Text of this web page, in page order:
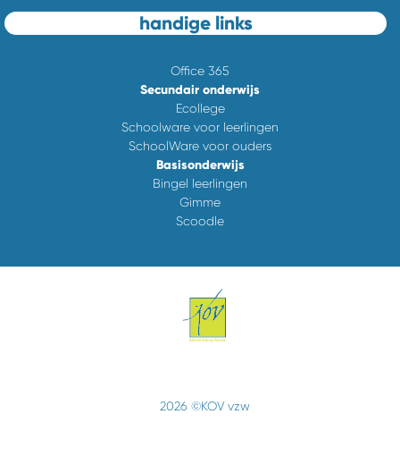
handige links
Office 365
Secundair onderwijs
Ecollege
Schoolware voor leerlingen
SchoolWare voor ouders
Basisonderwijs
Bingel leerlingen
Gimme
Scoodle
2026 ©KOV vzw